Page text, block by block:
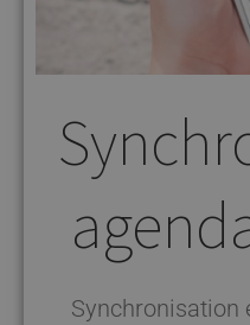
Synchronisation